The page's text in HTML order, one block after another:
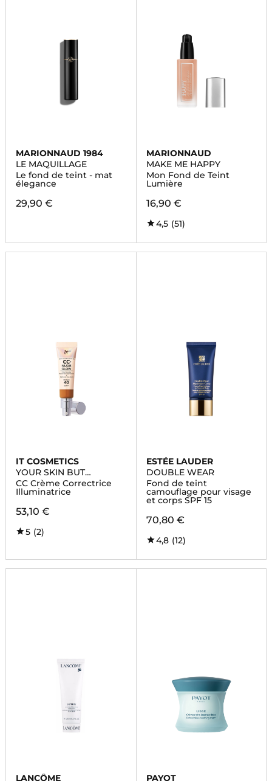
MARIONNAUD 1984
LE MAQUILLAGE
Le fond de teint - mat
élegance
29,90 €
MARIONNAUD
MAKE ME HAPPY
Mon Fond de Teint
Lumière
16,90 €
4,5 (51)
IT COSMETICS
YOUR SKIN BUT
BETTER™ CC+ CREAM
NUDE GLOW
CC Crème Correctrice
Illuminatrice
53,10 €
5 (2)
ESTÉE LAUDER
DOUBLE WEAR
Fond de teint
camouflage pour visage
et corps SPF 15
70,80 €
4,8 (12)
LANCÔME PAYOT